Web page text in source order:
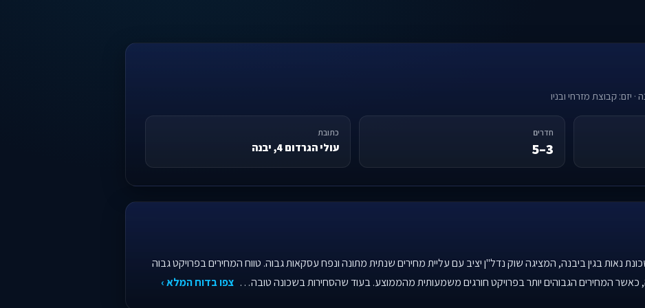
יזם: קבוצת מזרחי ובניו
חדרים
3–5
כתובת
עולי הגרדום 4, יבנה
נאות בגין ביבנה, המציגה שוק נדל"ן יציב עם עליית מחירים שנתית מתונה ונפח עסקאות גבוה. טווח המחירים בפרויקט גבוה
המחירים הגבוהים יותר בפרויקט חורגים משמעותית מהממוצע. בעוד שהסחירות בשכונה טובה… צפו בדוח המלא ›